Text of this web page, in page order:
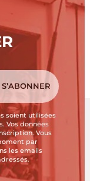
soient utilisées
Vos données
Vous
par
les emails